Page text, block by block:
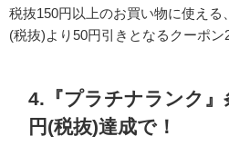
税抜150円以上のお買い物に使える
(税抜)より50円引きとなるクーポン
4.『プラチナランク』
円(税抜)達成で！